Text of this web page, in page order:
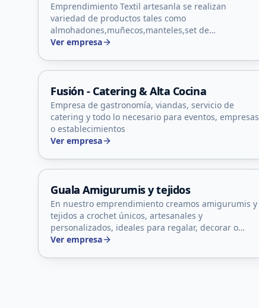
Emprendimiento Textil artesanla se realizan
variedad de productos tales como
almohadones,muñecos,manteles,set de
baños,enteritos etc
Ver empresa
Fusión - Catering & Alta Cocina
Empresa de gastronomía, viandas, servicio de
catering y todo lo necesario para eventos, empresas
o establecimientos
Ver empresa
Guala Amigurumis y tejidos
En nuestro emprendimiento creamos amigurumis y
tejidos a crochet únicos, artesanales y
personalizados, ideales para regalar, decorar o
acompañar momentos especiales. Cada pieza está
Ver empresa